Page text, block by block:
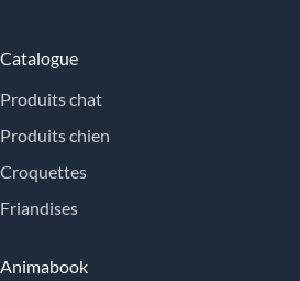
Catalogue
Produits chat
Produits chien
Croquettes
Friandises
Animabook